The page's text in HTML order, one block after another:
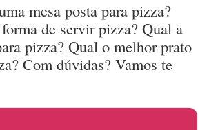
mesa posta para pizza?
de servir pizza? Qual a
pizza? Qual o melhor prato
Com dúvidas? Vamos te